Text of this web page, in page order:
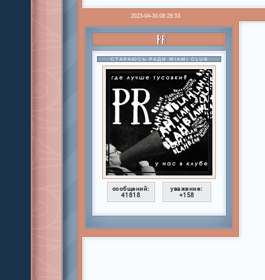
2023-04-30 08:29:53
PR
СТАРАЮСЬ РАДИ MIAMI CLUB
сообщений:
41818
уважение:
+158